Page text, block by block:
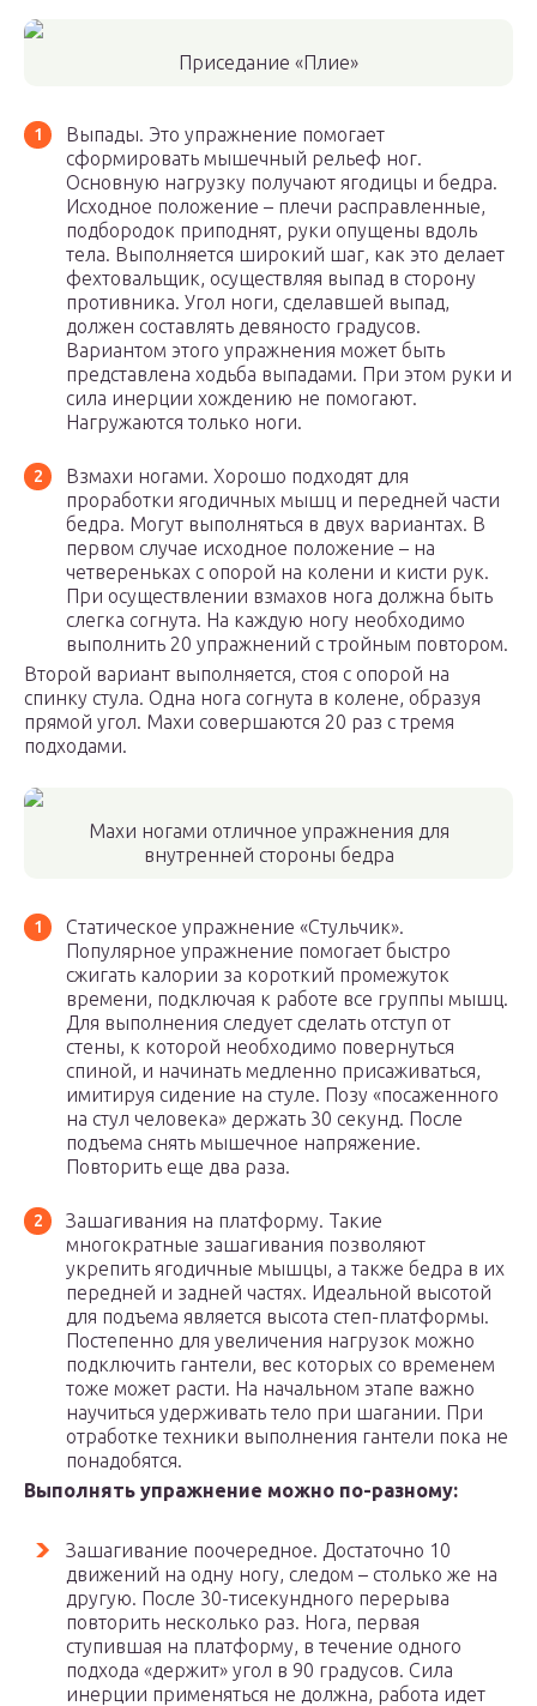
Приседание «Плие»
Выпады. Это упражнение помогает
сформировать мышечный рельеф ног.
Основную нагрузку получают ягодицы и бедра.
Исходное положение – плечи расправленные,
подбородок приподнят, руки опущены вдоль
тела. Выполняется широкий шаг, как это делает
фехтовальщик, осуществляя выпад в сторону
противника. Угол ноги, сделавшей выпад,
должен составлять девяносто градусов.
Вариантом этого упражнения может быть
представлена ходьба выпадами. При этом руки и
сила инерции хождению не помогают.
Нагружаются только ноги.
Взмахи ногами. Хорошо подходят для
проработки ягодичных мышц и передней части
бедра. Могут выполняться в двух вариантах. В
первом случае исходное положение – на
четвереньках с опорой на колени и кисти рук.
При осуществлении взмахов нога должна быть
слегка согнута. На каждую ногу необходимо
выполнить 20 упражнений с тройным повтором.
Второй вариант выполняется, стоя с опорой на
спинку стула. Одна нога согнута в колене, образуя
прямой угол. Махи совершаются 20 раз с тремя
подходами.
Махи ногами отличное упражнения для
внутренней стороны бедра
Статическое упражнение «Стульчик».
Популярное упражнение помогает быстро
сжигать калории за короткий промежуток
времени, подключая к работе все группы мышц.
Для выполнения следует сделать отступ от
стены, к которой необходимо повернуться
спиной, и начинать медленно присаживаться,
имитируя сидение на стуле. Позу «посаженного
на стул человека» держать 30 секунд. После
подъема снять мышечное напряжение.
Повторить еще два раза.
Зашагивания на платформу. Такие
многократные зашагивания позволяют
укрепить ягодичные мышцы, а также бедра в их
передней и задней частях. Идеальной высотой
для подъема является высота степ-платформы.
Постепенно для увеличения нагрузок можно
подключить гантели, вес которых со временем
тоже может расти. На начальном этапе важно
научиться удерживать тело при шагании. При
отработке техники выполнения гантели пока не
понадобятся.
Выполнять упражнение можно по-разному:
Зашагивание поочередное. Достаточно 10
движений на одну ногу, следом – столько же на
другую. После 30-тисекундного перерыва
повторить несколько раз. Нога, первая
ступившая на платформу, в течение одного
подхода «держит» угол в 90 градусов. Сила
инерции применяться не должна, работа идет